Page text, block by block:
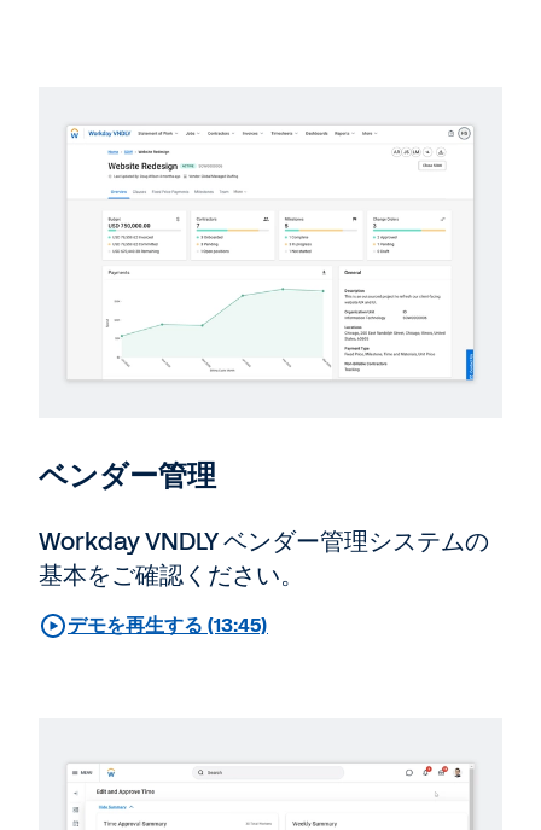
ベンダー管理
Workday VNDLY ベンダー管理システムの
基本をご確認ください。
デモを再生する (13:45)